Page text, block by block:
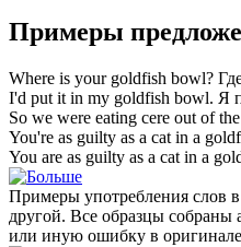
Примеры
Where is your goldfish bowl?
I'd put it in my goldfish bowl. Я
So we were eating cere out of the
You're as guilty as a cat in a
You are as guilty as a cat in a
Примеры употребления слов в
другой. Все образцы
или иную ошибку в